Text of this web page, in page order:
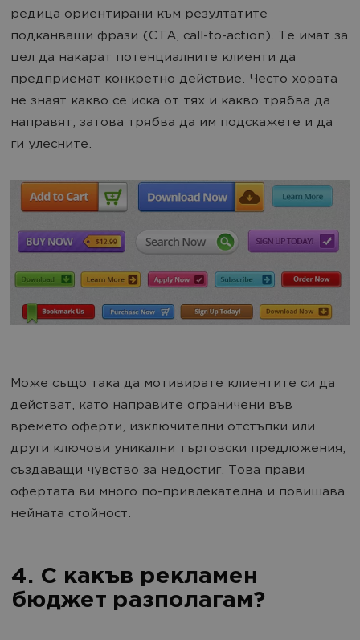
редица ориентирани към резултатите
подканващи фрази (CTA, call-to-action). Те имат за
цел да накарат потенциалните клиенти да
предприемат конкретно действие. Често хората
не знаят какво се иска от тях и какво трябва да
направят, затова трябва да им подскажете и да
ги улесните.
Може също така да мотивирате клиентите си да
действат, като направите ограничени във
времето оферти, изключителни отстъпки или
други ключови уникални търговски предложения,
създаващи чувство за недостиг. Това прави
офертата ви много по-привлекателна и повишава
нейната стойност.
4. С какъв рекламен
бюджет разполагам?